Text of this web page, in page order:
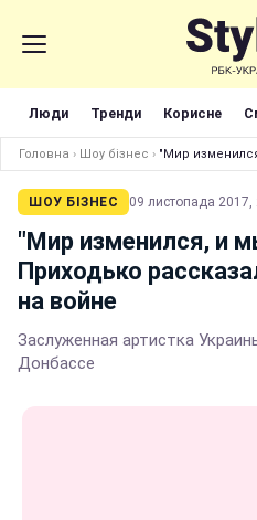
Люди Тренди Корисне
Головна › Шоу бізнес › "Мир
ШОУ БІЗНЕС 09 листопада 2017,
"Мир изменился, и
Приходько
на войне
Заслуженная артистка
Донбассе